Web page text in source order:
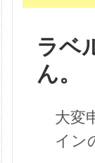
ラベ
ん。
大変
イン